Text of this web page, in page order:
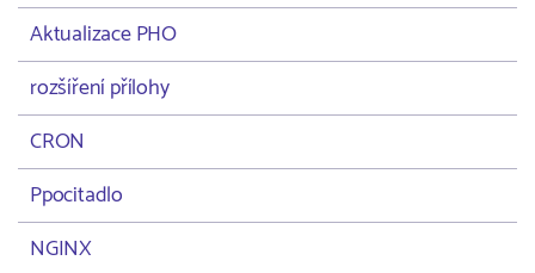
Aktualizace PHO
rozšíření přílohy
CRON
Ppocitadlo
NGINX